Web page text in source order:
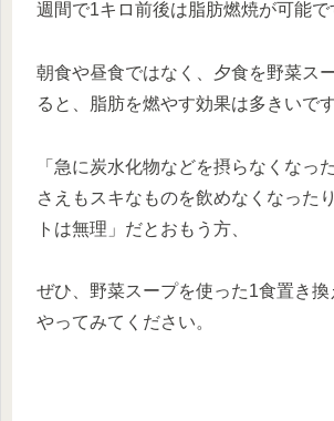
週間で1キロ前後は脂肪燃焼が可能で
朝食や昼食ではなく、夕食を野菜ス
ると、脂肪を燃やす効果は多きいです
「急に炭水化物などを摂らなくなっ
さえもスキなものを飲めなくなった
トは無理」だとおもう方、
ぜひ、野菜スープを使った1食置き
やってみてください。